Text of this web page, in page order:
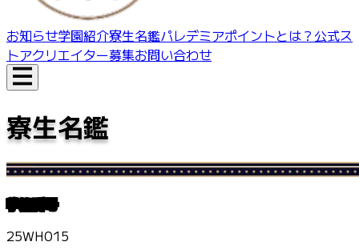
お知らせ学園紹介寮生名鑑パレデミアポイントとは？ 公式ス
トアクリエイター募集お問い合わせ
寮生名鑑
学籍番号
25WH015